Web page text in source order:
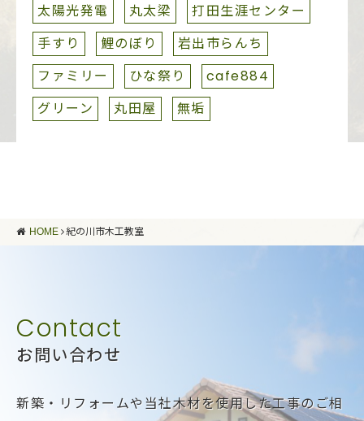
太陽光発電
丸太梁
打田生涯センター
手すり
鯉のぼり
岩出市らんち
ファミリー
ひな祭り
cafe884
グリーン
丸田屋 無垢
HOME 紀の川市木工教室
お問い合わせ
新築・リフォームや当社木材を使用した工事のご相